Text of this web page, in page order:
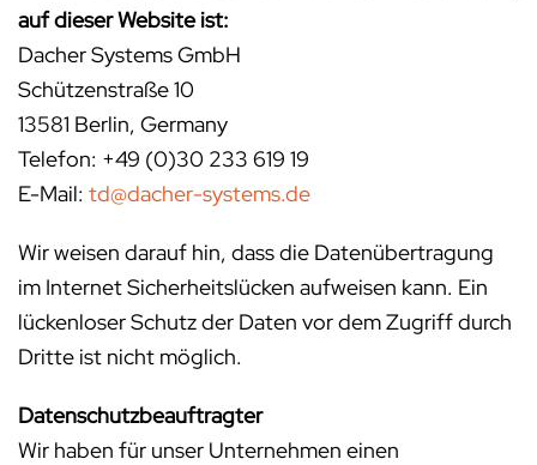
auf dieser Website ist:
Dacher Systems GmbH
Schützenstraße 10
13581 Berlin, Germany
Telefon: +49 (0)30 233 619 19
E-Mail: td@dacher-systems.de
Wir weisen darauf hin, dass die Datenübertragung
im Internet Sicherheitslücken aufweisen kann. Ein
lückenloser Schutz der Daten vor dem Zugriff durch
Dritte ist nicht möglich.
Datenschutzbeauftragter
Wir haben für unser Unternehmen einen